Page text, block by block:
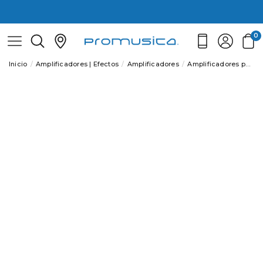
0
Inicio Amplificadores | Efectos Amplificadores Amplificadores para Eléctrica